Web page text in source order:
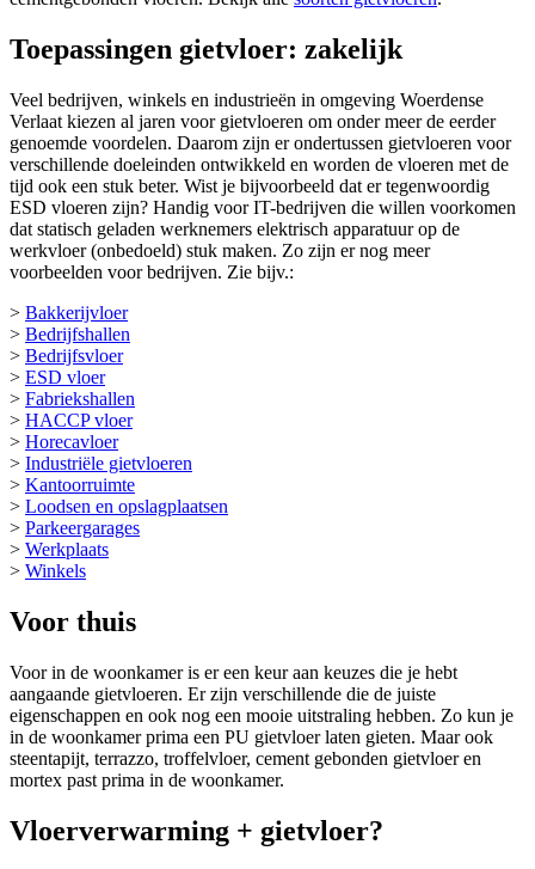
Toepassingen gietvloer: zakelijk
Veel bedrijven, winkels en industrieën in omgeving Woerdense
Verlaat kiezen al jaren voor gietvloeren om onder meer de eerder
genoemde voordelen. Daarom zijn er ondertussen gietvloeren voor
verschillende doeleinden ontwikkeld en worden de vloeren met de
tijd ook een stuk beter. Wist je bijvoorbeeld dat er tegenwoordig
ESD vloeren zijn? Handig voor IT-bedrijven die willen voorkomen
dat statisch geladen werknemers elektrisch apparatuur op de
werkvloer (onbedoeld) stuk maken. Zo zijn er nog meer
voorbeelden voor bedrijven. Zie bijv.:
> Bakkerijvloer
> Bedrijfshallen
> Bedrijfsvloer
> ESD vloer
> Fabriekshallen
> HACCP vloer
> Horecavloer
> Industriële gietvloeren
> Kantoorruimte
> Loodsen en opslagplaatsen
> Parkeergarages
> Werkplaats
> Winkels
Voor thuis
Voor in de woonkamer is er een keur aan keuzes die je hebt
aangaande gietvloeren. Er zijn verschillende die de juiste
eigenschappen en ook nog een mooie uitstraling hebben. Zo kun je
in de woonkamer prima een PU gietvloer laten gieten. Maar ook
steentapijt, terrazzo, troffelvloer, cement gebonden gietvloer en
mortex past prima in de woonkamer.
Vloerverwarming + gietvloer?